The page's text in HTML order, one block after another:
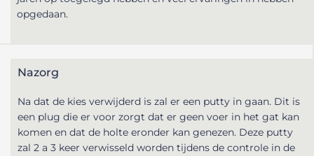
opgedaan.
Nazorg
Na dat de kies verwijderd is zal er een putty in gaan. Dit is
een plug die er voor zorgt dat er geen voer in het gat kan
komen en dat de holte eronder kan genezen. Deze putty
zal 2 a 3 keer verwisseld worden tijdens de controle in de